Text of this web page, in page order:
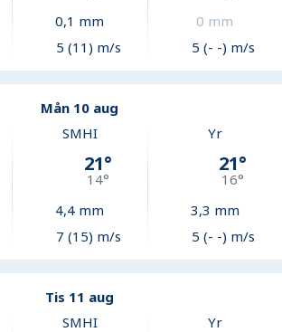
0,1 mm
5 (11) m/s
0 mm
5 (- -) m/s
Mån 10 aug
SMHI
21°
14°
4,4 mm
7 (15) m/s
Yr
21°
16°
3,3 mm
5 (- -) m/s
Tis 11 aug
SMHI Yr